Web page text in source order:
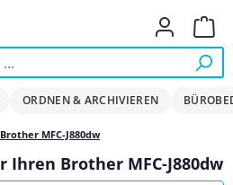
ORDNEN & ARCHIVIEREN
Brother MFC-J880dw
Brother MFC-J880dw